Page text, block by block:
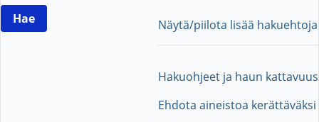
Näytä/piilota lisää hakuehtoja
Hakuohjeet ja haun kattavuus
Ehdota aineistoa kerättäväksi